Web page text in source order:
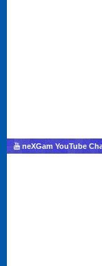
neXGam YouTube